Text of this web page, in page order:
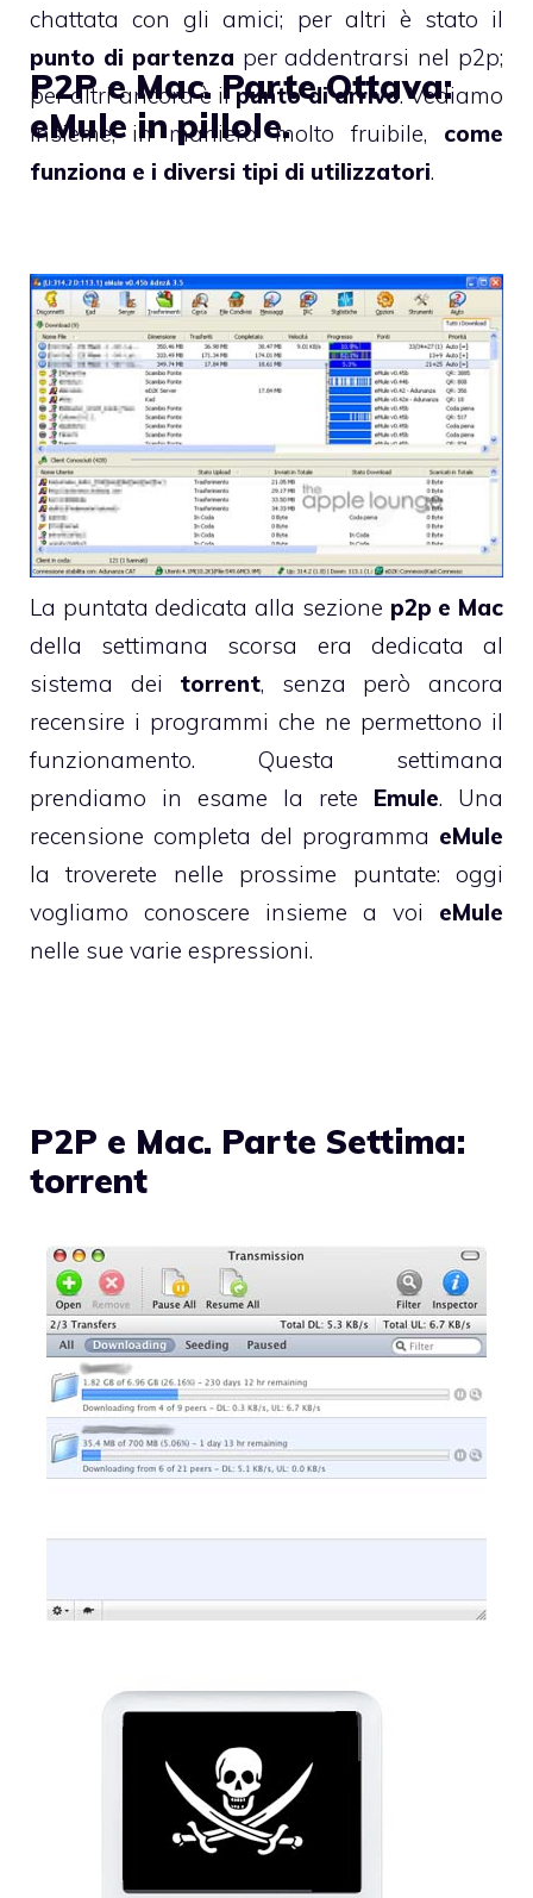
chattata con gli amici; per altri è stato il
punto di partenza per addentrarsi nel p2p;
per altri ancora è ilpunto di arrivo. Vediamo
insieme, in maniera molto fruibile, come
funziona e i diversi tipi di utilizzatori.
P2P e Mac. Parte Ottava:
eMule in pillole.
La puntata dedicata alla sezione p2p e Mac
della settimana scorsa era dedicata al
sistema dei torrent, senza però ancora
recensire i programmi che ne permettono il
funzionamento. Questa settimana
prendiamo in esame la rete Emule. Una
recensione completa del programma eMule
la troverete nelle prossime puntate: oggi
vogliamo conoscere insieme a voi eMule
nelle sue varie espressioni.
P2P e Mac. Parte Settima:
torrent